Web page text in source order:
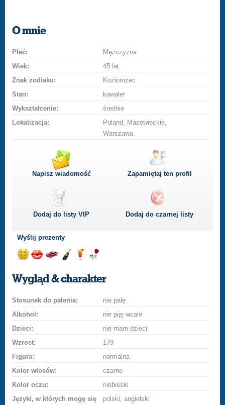
O mnie
Płeć:
Mężczyzna
Wiek:
45 lat
Znak zodiaku:
Koziorożec
Stan:
kawaler
Wykształcenie:
średnie
Lokalizacja:
Poland, Mazowieckie,
Warszawa
Napisz wiadomość Zapamiętaj ten profil
Dodaj do listyVIP Dodaj do czarnej listy
Wyślij prezenty
uśmiech
buziakasamochodem
szampana
drinka
różę
Wygląd & charakter
Stosunek do palenia:
nie palę
Alkohol:
nie piję wcale
Dzieci:
nie mam dzieci
Wzrost:
179
Figura:
normalna
Kolor włosów:
czarne
Kolor oczu:
niebieski
Języki, w których mogę się
polski, angielski